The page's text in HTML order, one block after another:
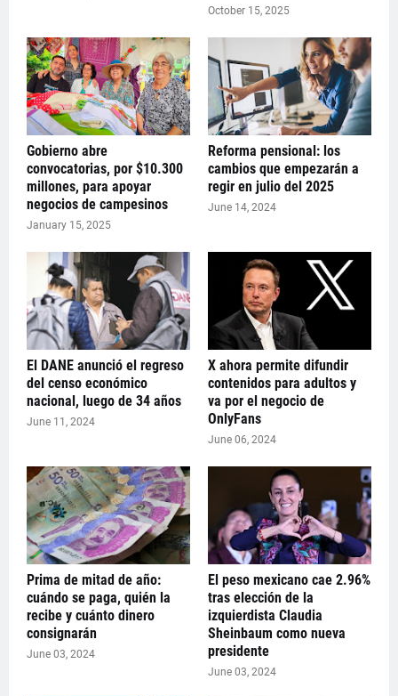
October 15, 2025
Gobierno abre
convocatorias, por $10.300
millones, para apoyar
negocios de campesinos
January 15, 2025
Reforma pensional: los
cambios que empezarán a
regir en julio del 2025
June 14, 2024
El DANE anunció el regreso
del censo económico
nacional, luego de 34 años
June 11, 2024
X ahora permite difundir
contenidos para adultos y
va por el negocio de
OnlyFans
June 06, 2024
Prima de mitad de año:
cuándo se paga, quién la
recibe y cuánto dinero
consignarán
June 03, 2024
El peso mexicano cae 2.96%
tras elección de la
izquierdista Claudia
Sheinbaum como nueva
presidente
June 03, 2024